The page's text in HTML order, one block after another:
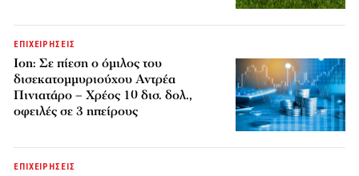
ΕΠΙΧΕΙΡΗΣΕΙΣ
Ion: Σε πίεση ο όμιλος του
δισεκατομμυριούχου Αντρέα
Πινιατάρο – Χρέος 10 δισ. δολ.,
οφειλές σε 3 ηπείρους
ΕΠΙΧΕΙΡΗΣΕΙΣ